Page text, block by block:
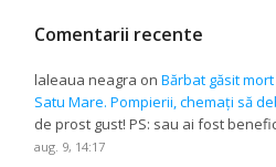
Comentarii recente
laleaua neagra onBărbat găsit
Satu Mare. Pompierii, chemați să
de prost gust! PS: sau ai fost
aug. 9, 14:17